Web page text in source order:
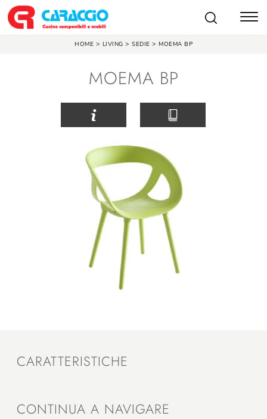
HOME > LIVING > SEDIE > MOEMA BP
MOEMA BP
CARATTERISTICHE
CONTINUA A NAVIGARE